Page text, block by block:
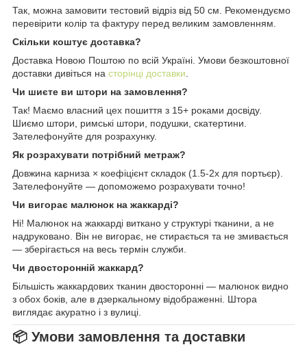
Так, можна замовити тестовий відріз від 50 см. Рекомендуємо
перевірити колір та фактуру перед великим замовленням.
Скільки коштує доставка?
Доставка Новою Поштою по всій Україні. Умови безкоштовної
доставки дивіться на сторінці доставки.
Чи шиєте ви штори на замовлення?
Так! Маємо власний цех пошиття з 15+ роками досвіду.
Шиємо штори, римські штори, подушки, скатертини.
Зателефонуйте для розрахунку.
Як розрахувати потрібний метраж?
Довжина карниза × коефіцієнт складок (1.5-2x для портьєр).
Зателефонуйте — допоможемо розрахувати точно!
Чи вигорає малюнок на жаккарді?
Ні! Малюнок на жаккарді виткано у структурі тканини, а не
надруковано. Він не вигорає, не стирається та не змивається
— зберігається на весь термін служби.
Чи двосторонній жаккард?
Більшість жаккардових тканин двосторонні — малюнок видно
з обох боків, але в дзеркальному відображенні. Штора
виглядає акуратно і з вулиці.
📦 Умови замовлення та доставки